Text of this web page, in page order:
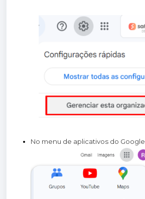
No menu de aplicativos do Google